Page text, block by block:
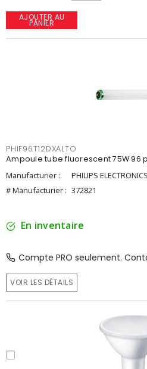
AJOUTER AU
PANIER
PHIF96T12DXALTO
Ampoule tube fluorescent 75W 96
Manufacturier :
PHILIPS
# Manufacturier : 372821
En inventaire
Compte PRO seulement.
VOIR LES DÉTAILS